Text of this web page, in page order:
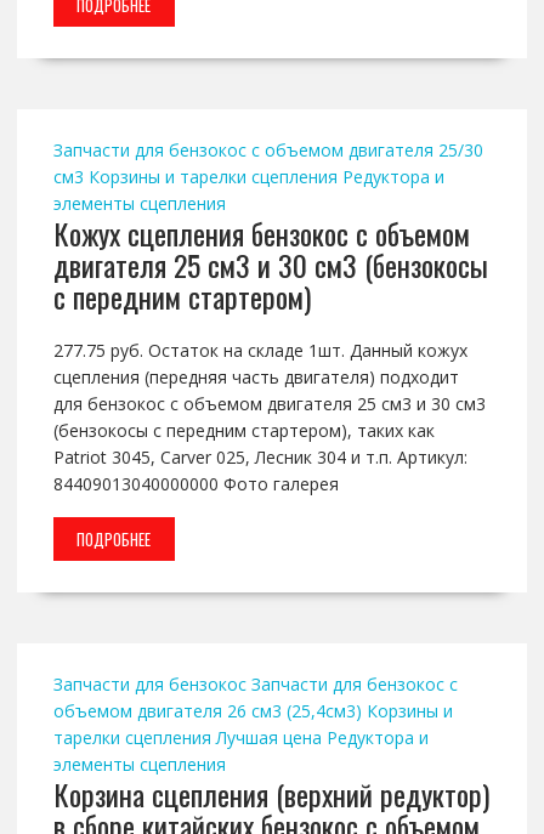
ПОДРОБНЕЕ
Запчасти для бензокос с объемом двигателя 25/30
см3 Корзины и тарелки сцепления Редуктора и
элементы сцепления
Кожух сцепления бензокос с объемом
двигателя 25 см3 и 30 см3 (бензокосы
с передним стартером)
277.75 руб. Остаток на складе 1шт. Данный кожух
сцепления (передняя часть двигателя) подходит
для бензокос с объемом двигателя 25 см3 и 30 см3
(бензокосы с передним стартером), таких как
Patriot 3045, Carver 025, Лесник 304 и т.п. Артикул:
84409013040000000 Фото галерея
ПОДРОБНЕЕ
Запчасти для бензокос Запчасти для бензокос с
объемом двигателя 26 см3 (25,4см3) Корзины и
тарелки сцепления Лучшая цена Редуктора и
элементы сцепления
Корзина сцепления (верхний редуктор)